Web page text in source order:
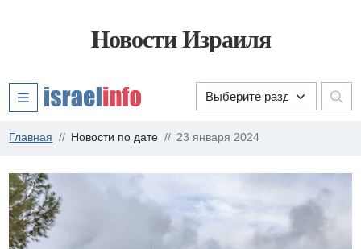
Новости Израиля
Главная Новости по дате 23 января 2024